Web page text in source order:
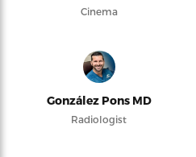
Cinema
González Pons MD
Radiologist